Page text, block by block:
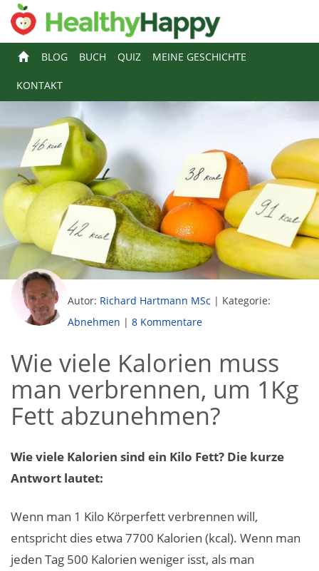
BLOG BUCH QUIZ MEINE GESCHICHTE
KONTAKT
Autor: Richard Hartmann MSc | Kategorie:
Abnehmen | 8 Kommentare
Wie viele Kalorien muss
man verbrennen, um 1Kg
Fett abzunehmen?
Wie viele Kalorien sind ein Kilo Fett? Die kurze
Antwort lautet:
Wenn man 1 Kilo Körperfett verbrennen will,
entspricht dies etwa 7700 Kalorien (kcal). Wenn man
jeden Tag 500 Kalorien weniger isst, als man